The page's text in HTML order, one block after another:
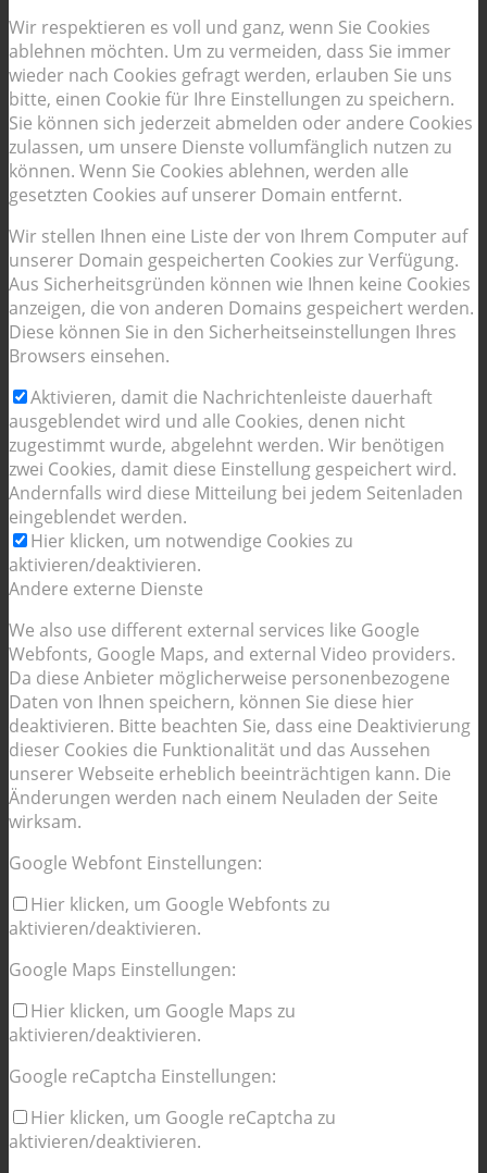
Wir respektieren es voll und ganz, wenn Sie Cookies
ablehnen möchten. Um zu vermeiden, dass Sie immer
wieder nach Cookies gefragt werden, erlauben Sie uns
bitte, einen Cookie für Ihre Einstellungen zu speichern.
Sie können sich jederzeit abmelden oder andere Cookies
zulassen, um unsere Dienste vollumfänglich nutzen zu
können. Wenn Sie Cookies ablehnen, werden alle
gesetzten Cookies auf unserer Domain entfernt.
Wir stellen Ihnen eine Liste der von Ihrem Computer auf
unserer Domain gespeicherten Cookies zur Verfügung.
Aus Sicherheitsgründen können wie Ihnen keine Cookies
anzeigen, die von anderen Domains gespeichert werden.
Diese können Sie in den Sicherheitseinstellungen Ihres
Browsers einsehen.
Aktivieren, damit die Nachrichtenleiste dauerhaft
ausgeblendet wird und alle Cookies, denen nicht
zugestimmt wurde, abgelehnt werden. Wir benötigen
zwei Cookies, damit diese Einstellung gespeichert wird.
Andernfalls wird diese Mitteilung bei jedem Seitenladen
eingeblendet werden.
Hier klicken, um notwendige Cookies zu
aktivieren/deaktivieren.
Andere externe Dienste
We also use different external services like Google
Webfonts, Google Maps, and external Video providers.
Da diese Anbieter möglicherweise personenbezogene
Daten von Ihnen speichern, können Sie diese hier
deaktivieren. Bitte beachten Sie, dass eine Deaktivierung
dieser Cookies die Funktionalität und das Aussehen
unserer Webseite erheblich beeinträchtigen kann. Die
Änderungen werden nach einem Neuladen der Seite
wirksam.
Google Webfont Einstellungen:
Hier klicken, um Google Webfonts zu
aktivieren/deaktivieren.
Google Maps Einstellungen:
Hier klicken, um Google Maps zu
aktivieren/deaktivieren.
Google reCaptcha Einstellungen:
Hier klicken, um Google reCaptcha zu
aktivieren/deaktivieren.